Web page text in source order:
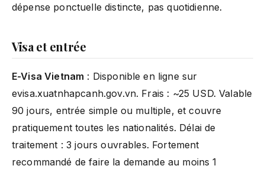
dépense ponctuelle distincte, pas quotidienne.
Visa et entrée
E-Visa Vietnam : Disponible en ligne sur
evisa.xuatnhapcanh.gov.vn. Frais : ~25 USD. Valable
90 jours, entrée simple ou multiple, et couvre
pratiquement toutes les nationalités. Délai de
traitement : 3 jours ouvrables. Fortement
recommandé de faire la demande au moins 1